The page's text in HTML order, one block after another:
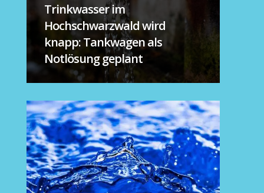
Trinkwasser im
Hochschwarzwald wird
knapp: Tankwagen als
Notlösung geplant